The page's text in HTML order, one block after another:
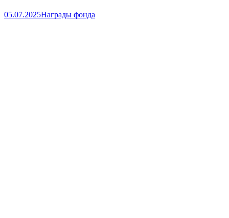
05.07.2025Награды фонда